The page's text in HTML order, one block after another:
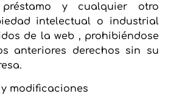
y cualquier otro
intelectual o industrial
de la web , prohibiéndose
anteriores derechos sin su
modificaciones